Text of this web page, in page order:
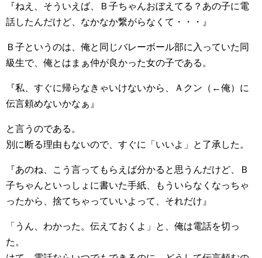
『ねえ、そういえば、Ｂ子ちゃんおぼえてる？あの子に電
話したんだけど、なかなか繋がらなくて・・・』
Ｂ子というのは、俺と同じバレーボール部に入っていた同
級生で、俺とはまぁ仲が良かった女の子である。
『私、すぐに帰らなきゃいけないから、Ａクン（←俺）に
伝言頼めないかなぁ』
と言うのである。
別に断る理由もないので、すぐに「いいよ」と了承した。
『あのね、こう言ってもらえば分かると思うんだけど、Ｂ
子ちゃんといっしょに書いた手紙、もういらなくなっちゃ
ったから、捨てちゃっていいよって、それだけ』
「うん、わかった。伝えておくよ」と、俺は電話を切っ
た。